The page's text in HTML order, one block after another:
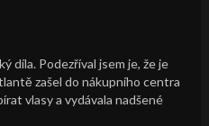
díla. Podezříval jsem je, že je
zašel do nákupního centra
vlasy a vydávala nadšené